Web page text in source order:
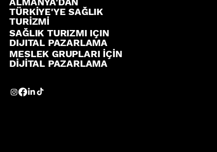
TÜRKİYE'YE SAĞLIK
TURİZMİ
SAĞLIK TURIZMI IÇIN
DIJITAL PAZARLAMA
MESLEK GRUPLARI İÇİN
DİJİTAL PAZARLAMA